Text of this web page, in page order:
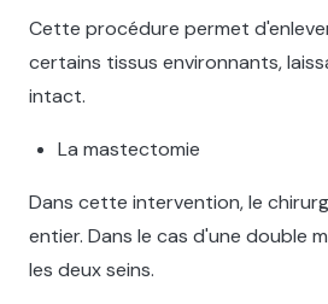
Cette procédure permet
certains tissus environnants,
intact.
La mastectomie
Dans cette intervention, le
entier. Dans le cas d'une double
les deux seins.